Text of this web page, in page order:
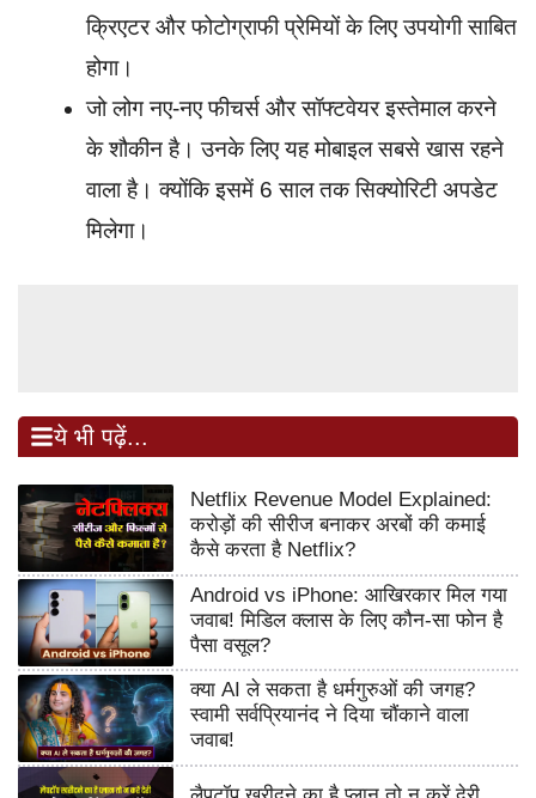
क्रिएटर और फोटोग्राफी प्रेमियों के लिए उपयोगी साबित
होगा।
जो लोग नए-नए फीचर्स और सॉफ्टवेयर इस्तेमाल करने
के शौकीन है। उनके लिए यह मोबाइल सबसे खास रहने
वाला है। क्योंकि इसमें 6 साल तक सिक्योरिटी अपडेट
मिलेगा।
ये भी पढ़ें...
Netflix Revenue Model Explained:
करोड़ों की सीरीज बनाकर अरबों की कमाई
कैसे करता है Netflix?
Android vs iPhone: आखिरकार मिल गया
जवाब! मिडिल क्लास के लिए कौन-सा फोन है
पैसा वसूल?
क्या AI ले सकता है धर्मगुरुओं की जगह?
स्वामी सर्वप्रियानंद ने दिया चौंकाने वाला
जवाब!